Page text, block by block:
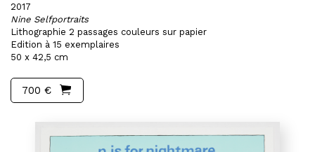
2017
Nine Selfportraits
Lithographie 2 passages couleurs sur papier
Edition à 15 exemplaires
50 x 42,5 cm
700 €